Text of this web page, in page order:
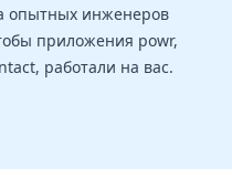
опытных инженеров
приложения powr,
работали на вас.